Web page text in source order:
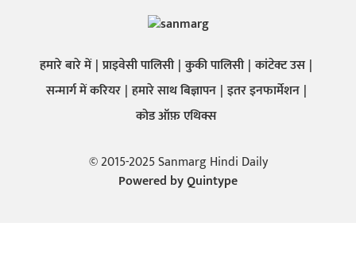
हमारे बारे में प्राइवेसी पालिसी कुकी पालिसी कांटेक्ट उस
सन्मार्ग में करियर हमारे साथ बिज्ञापन इतर इनफार्मेशन
कोड ऑफ़ एथिक्स
© 2015-2025 Sanmarg Hindi Daily
Powered byQuintype